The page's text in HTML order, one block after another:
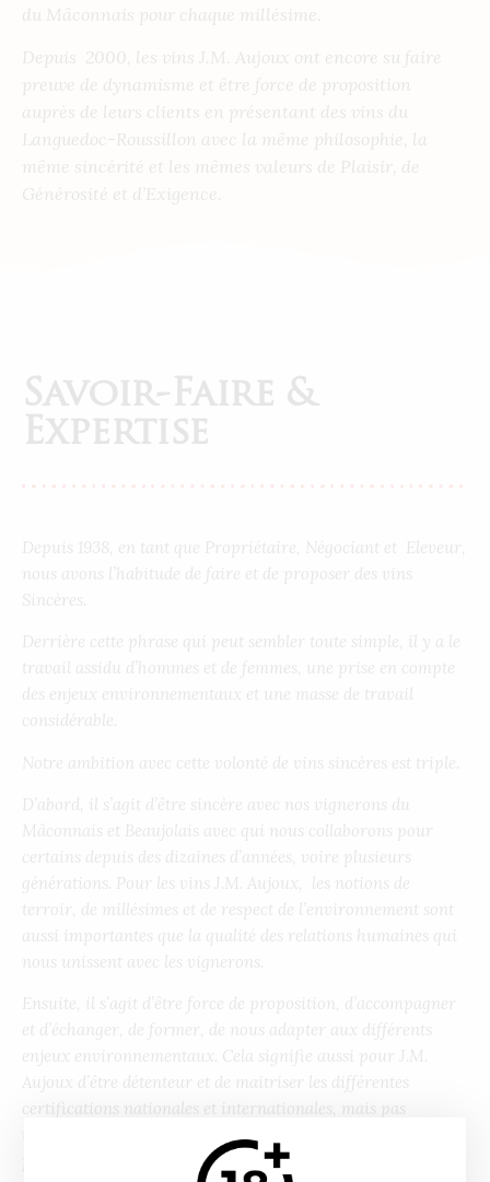
du Mâconnais pour chaque millésime.
Depuis 2000, les vins J.M. Aujoux ont encore su faire
preuve de dynamisme et être force de proposition
auprès de leurs clients en présentant des vins du
Languedoc-Roussillon avec la même philosophie, la
même sincérité et les mêmes valeurs de Plaisir, de
Générosité et d’Exigence.
Savoir-Faire &
Expertise
Depuis 1938, en tant que Propriétaire, Négociant et
Eleveur,
nous avons l’habitude de faire et de proposer des vins
Sincères.
Derrière cette phrase qui peut sembler toute simple, il y a le
travail assidu d’hommes et de femmes, une prise en compte
des enjeux environnementaux et une masse de travail
considérable.
Notre ambition avec cette volonté de vins sincères est triple.
D’abord, il s’agit d’être sincère avec nos vignerons du
Mâconnais et Beaujolais avec qui nous collaborons pour
certains depuis des dizaines d’années, voire plusieurs
générations.
Pour les vins J.M. Aujoux, les notions de
terroir, de millésimes et de respect de l’environnement sont
aussi importantes que la qualité des relations humaines qui
nous unissent avec les vignerons.
Ensuite, il s’agit d’être force de proposition, d’accompagner
et d’échanger, de former, de nous adapter aux différents
enjeux environnementaux. Cela signifie aussi pour J.M.
Aujoux d’être détenteur et de maitriser les différentes
certifications nationales et internationales, mais pas
uniquement. Ces efforts doivent être perceptibles et compris